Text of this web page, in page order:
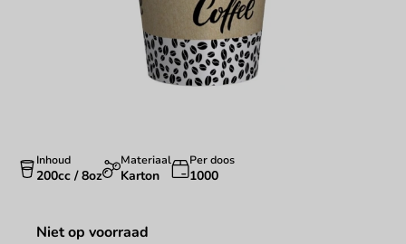
Inhoud
200cc / 8oz
Materiaal
Karton
Per doos
1000
Niet op voorraad